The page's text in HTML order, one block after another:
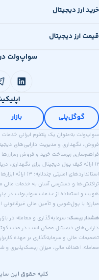
دیجیتال
دیجیتال
سواپ‌ولت در
اپلیکیشن
به‌عنوان یک پلتفرم ایرانی خدمات ارزهای
زیرساخت خرید و فروش رمزارزها از
کیف پول دیجیتال برای نگهداری، دریافت و
استانداردهای امنیتی
و دسترسی آسان به خدمات مالی مبتنی بر
از خدمات سواپ‌ولت در چارچوب
پول‌شویی و تأمین مالی غیرقانونی انجام
سرمایه‌گذاری و معامله در بازار
دیجیتال ممکن است در مدت کوتاهی
مالی و سرمایه‌گذاری بر عهده کاربران
اهداف مالی، میزان ریسک‌پذیری و شرایط
کلیه حقوق این سایت